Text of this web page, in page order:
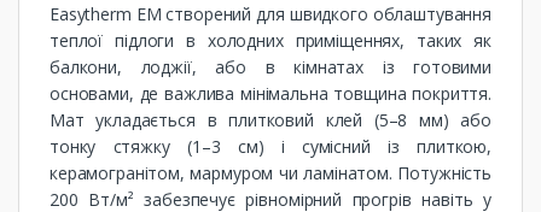
Easytherm EM створений для швидкого облаштування
теплої підлоги в холодних приміщеннях, таких як
балкони, лоджії, або в кімнатах із готовими
основами, де важлива мінімальна товщина покриття.
Мат укладається в плитковий клей (5–8 мм) або
тонку стяжку (1–3 см) і сумісний із плиткою,
керамогранітом, мармуром чи ламінатом. Потужність
200 Вт/м² забезпечує рівномірний прогрів навіть у